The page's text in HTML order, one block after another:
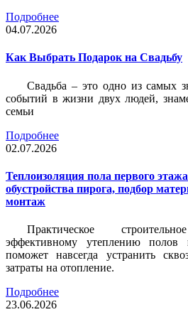
Подробнее
04.07.2026
Как Выбрать Подарок на Свадьбу
Свадьба – это одно из самых
событий в жизни двух людей,
семьи
Подробнее
02.07.2026
Теплоизоляция пола первого
обустройства пирога, подбор
монтаж
Практическое
эффективному утеплению полов
поможет навсегда устранить
затраты на отопление.
Подробнее
23.06.2026